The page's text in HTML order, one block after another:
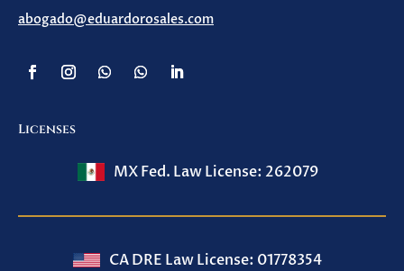
abogado@eduardorosales.com
Licenses
MX Fed. Law License: 262079
CA DRE Law License: 01778354